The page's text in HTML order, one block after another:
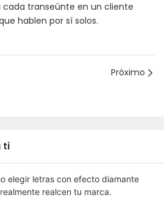
transeúnte en un cliente
hablen por sí solos.
Próximo
ti
elegir letras con efecto diamante
realcen tu marca.